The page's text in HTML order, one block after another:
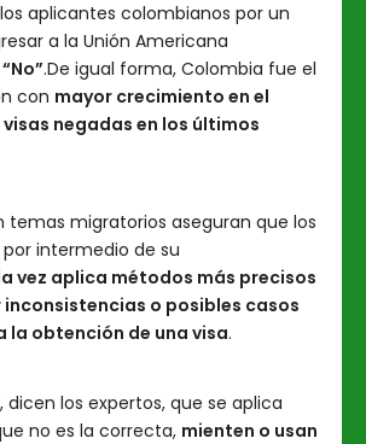
aplicantes colombianos por un
a la Unión Americana
.De igual forma, Colombia fue el
con mayor crecimiento en el
negadas en los últimos
temas migratorios aseguran que los
por intermedio de su
vez aplica métodos más precisos
o posibles casos
la obtención de una visa.
dicen los expertos, que se aplica
no es la correcta, mienten o usan